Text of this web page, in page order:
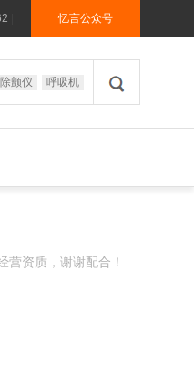
忆言公众号
除颤仪 呼吸机
营资质，谢谢配合！